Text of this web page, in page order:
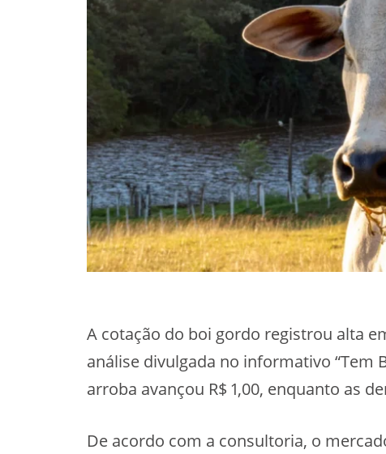
A cotação do boi gordo registrou alta
análise divulgada no informativo “Tem
arroba avançou R$ 1,00, enquanto as
De acordo com a consultoria, o